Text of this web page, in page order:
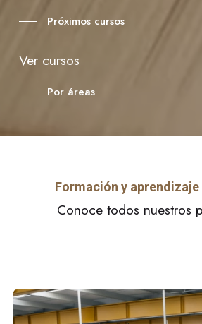
Próximos cursos
Ver cursos
Por áreas
Formación y
Conoce todos nuestros